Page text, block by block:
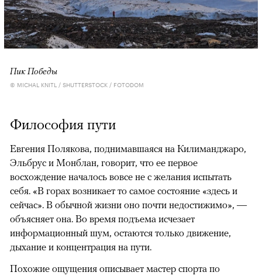
Пик Победы
© MICHAL KNITL / SHUTTERSTOCK / FOTODOM
Философия пути
Евгения Полякова, поднимавшаяся на Килиманджаро,
Эльбрус и Монблан, говорит, что ее первое
восхождение началось вовсе не с желания испытать
себя. «В горах возникает то самое состояние «здесь и
сейчас». В обычной жизни оно почти недостижимо», —
объясняет она. Во время подъема исчезает
информационный шум, остаются только движение,
дыхание и концентрация на пути.
Похожие ощущения описывает мастер спорта по